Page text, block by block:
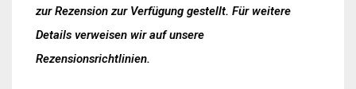
zur Rezension zur Verfügung gestellt. Für weitere
Details verweisen wir auf unsere
Rezensionsrichtlinien.